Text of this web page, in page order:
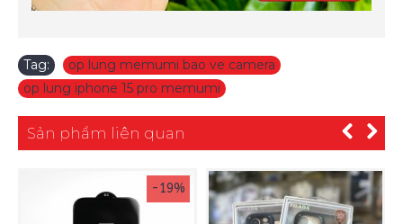
Tag: op lung memumi bao ve camera
op lung iphone 15 pro memumi
Sản phẩm liên quan
-19%